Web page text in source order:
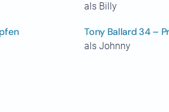
als Billy
Tony Ballard 34 –
als Johnny